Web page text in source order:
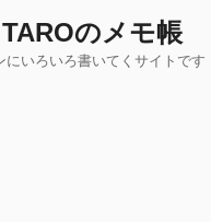
のメモ帳
にいろいろ書いてくサイトです